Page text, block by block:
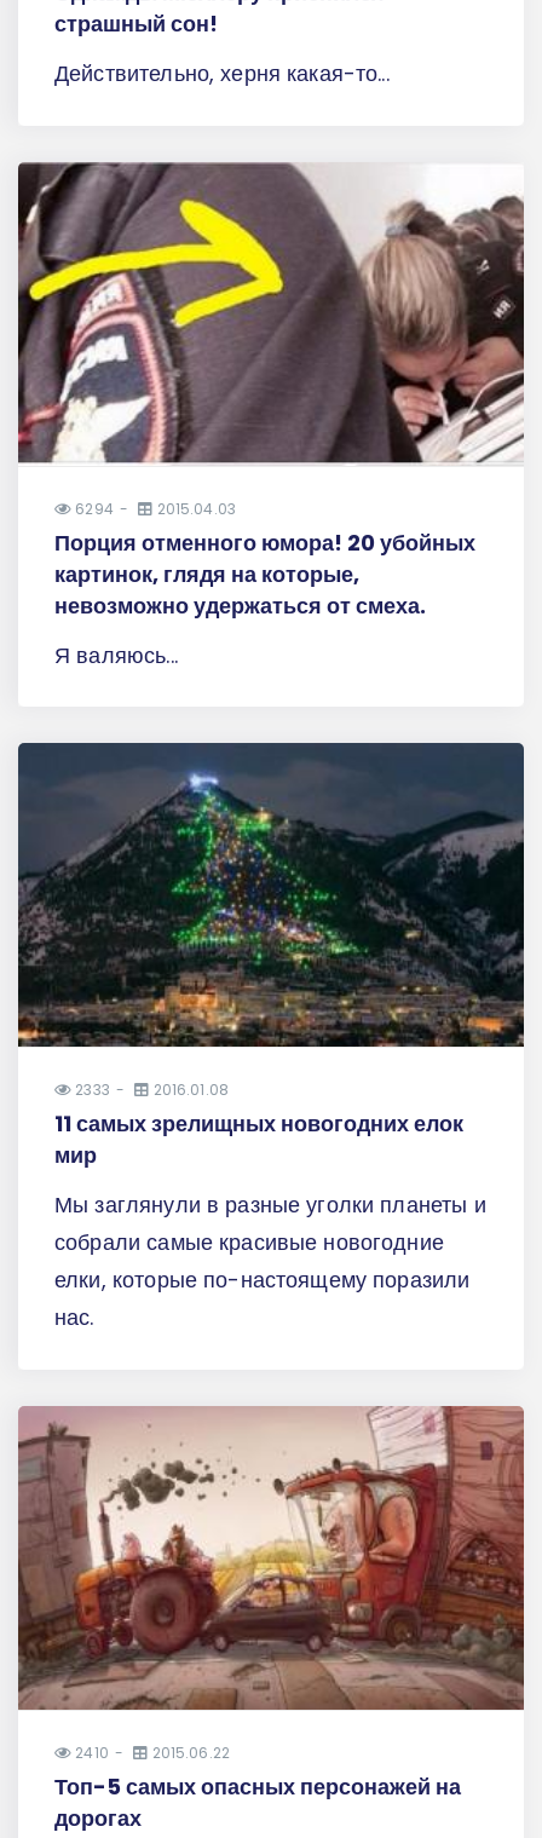
страшный сон!
Действительно, херня какая-то...
6294 2015.04.03
Порция отменного юмора! 20 убойных
картинок, глядя на которые,
невозможно удержаться от смеха.
Я валяюсь...
2333 2016.01.08
11 самых зрелищных новогодних елок
мир
Мы заглянули в разные уголки планеты и
собрали самые красивые новогодние
елки, которые по-настоящему поразили
нас.
2410 2015.06.22
Топ-5 самых опасных персонажей на
дорогах